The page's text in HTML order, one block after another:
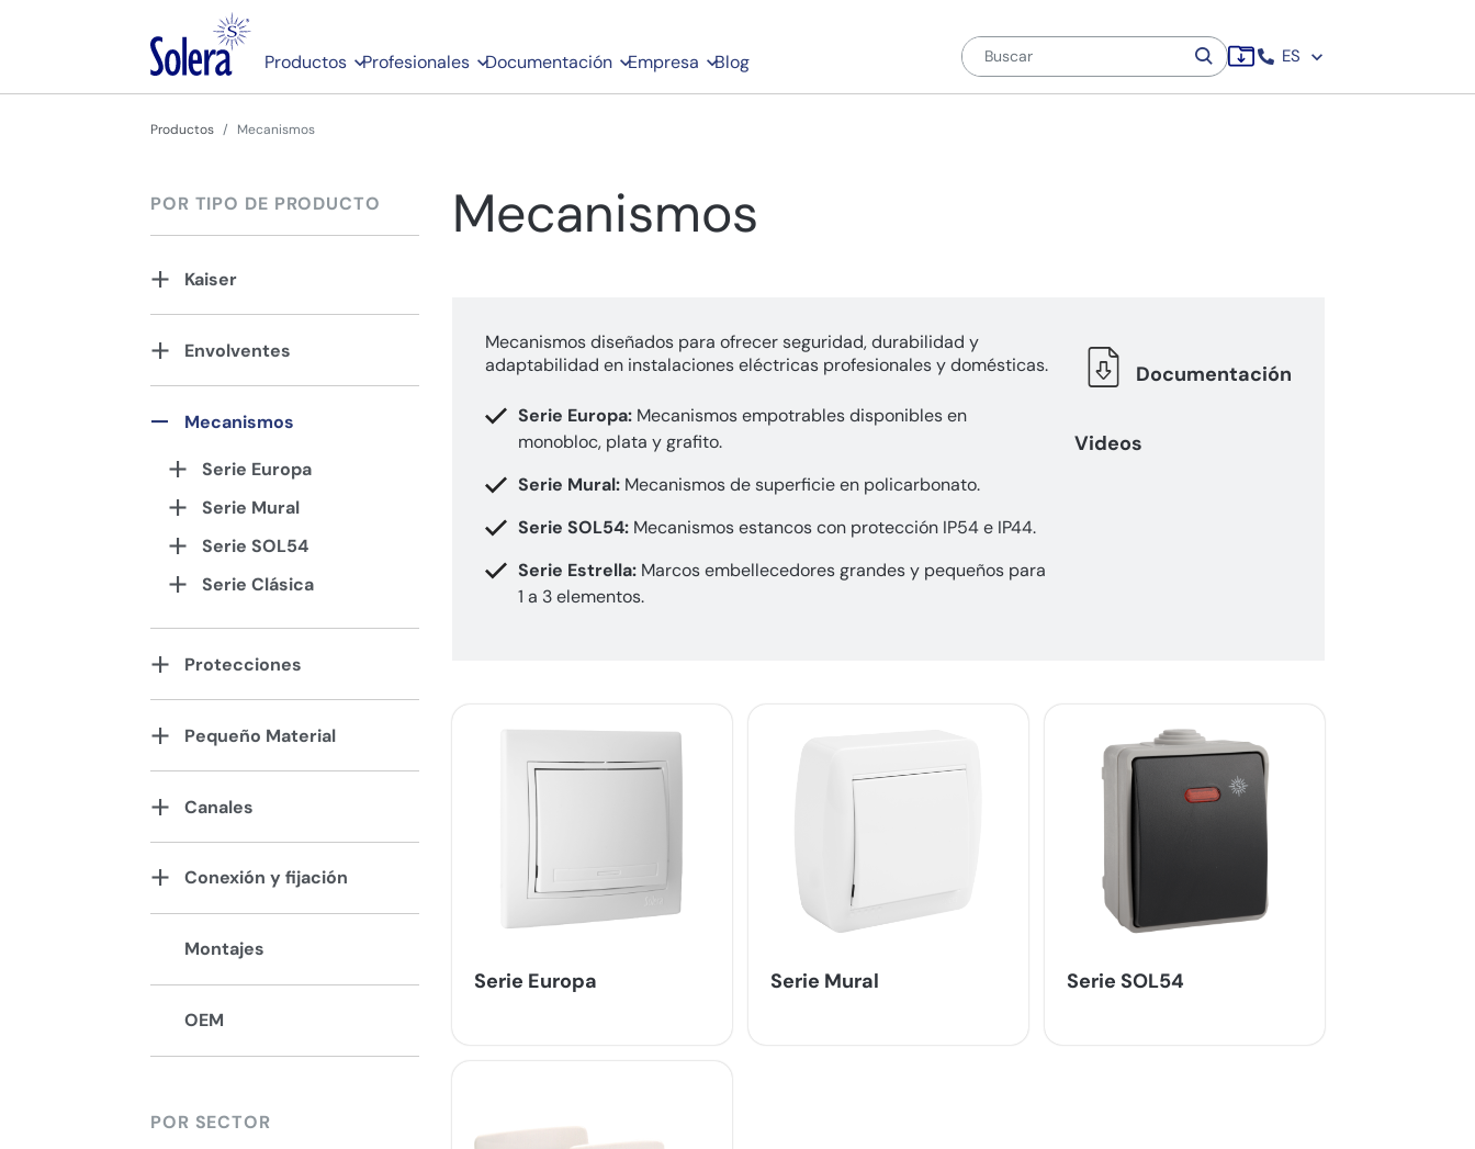
Productos Profesionales Documentación Empresa Blog ES
Productos Mecanismos
POR TIPO DE PRODUCTO
Kaiser
Envolventes
Mecanismos
Serie Europa
Serie Mural
Serie SOL54
Serie Clásica
Protecciones
Pequeño Material
Canales
Conexión y fijación
Montajes
OEM
POR SECTOR
Mecanismos
Mecanismos diseñados para ofrecer seguridad, durabilidad y
adaptabilidad en instalaciones eléctricas profesionales y domésticas.
Serie Europa: Mecanismos empotrables disponibles en
monobloc, plata y grafito.
Serie Mural: Mecanismos de superficie en policarbonato.
Serie SOL54: Mecanismos estancos con protección IP54 e IP44.
Serie Estrella: Marcos embellecedores grandes y pequeños para
1 a 3 elementos.
Documentación
Videos
Serie Europa Serie Mural Serie SOL54